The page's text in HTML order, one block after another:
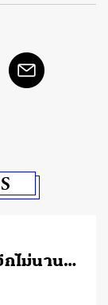
ไม่นาน…